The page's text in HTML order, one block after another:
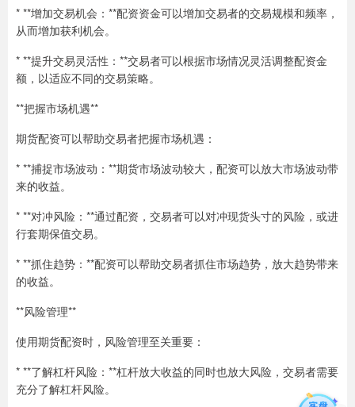
* **增加交易机会：**配资资金可以增加交易者的交易规模和频率，
从而增加获利机会。
* **提升交易灵活性：**交易者可以根据市场情况灵活调整配资金
额，以适应不同的交易策略。
**把握市场机遇**
期货配资可以帮助交易者把握市场机遇：
* **捕捉市场波动：**期货市场波动较大，配资可以放大市场波动带
来的收益。
* **对冲风险：**通过配资，交易者可以对冲现货头寸的风险，或进
行套期保值交易。
* **抓住趋势：**配资可以帮助交易者抓住市场趋势，放大趋势带来
的收益。
**风险管理**
使用期货配资时，风险管理至关重要：
* **了解杠杆风险：**杠杆放大收益的同时也放大风险，交易者需要
充分了解杠杆风险。